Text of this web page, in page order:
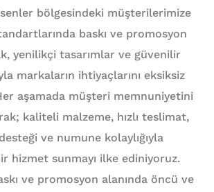
bölgesindeki müşterilerimize
baskı ve promosyon
yenilikçi tasarımlar ve güvenilir
markaların ihtiyaçlarını eksiksiz
aşamada müşteri memnuniyetini
kaliteli malzeme, hızlı teslimat,
ve numune kolaylığıyla
hizmet sunmayı ilke ediniyoruz.
ve promosyon alanında öncü ve